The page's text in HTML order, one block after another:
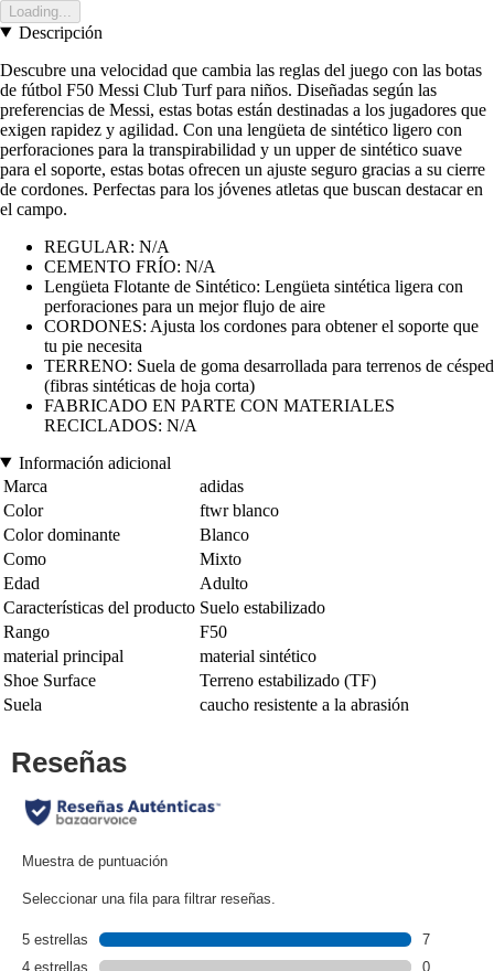
Loading...
Descripción
Descubre una velocidad que cambia las reglas del juego con las botas
de fútbol F50 Messi Club Turf para niños. Diseñadas según las
preferencias de Messi, estas botas están destinadas a los jugadores que
exigen rapidez y agilidad. Con una lengüeta de sintético ligero con
perforaciones para la transpirabilidad y un upper de sintético suave
para el soporte, estas botas ofrecen un ajuste seguro gracias a su cierre
de cordones. Perfectas para los jóvenes atletas que buscan destacar en
el campo.
REGULAR: N/A
CEMENTO FRÍO: N/A
Lengüeta Flotante de Sintético: Lengüeta sintética ligera con
perforaciones para un mejor flujo de aire
CORDONES: Ajusta los cordones para obtener el soporte que
tu pie necesita
TERRENO: Suela de goma desarrollada para terrenos de césped
(fibras sintéticas de hoja corta)
FABRICADO EN PARTE CON MATERIALES
RECICLADOS: N/A
Información adicional
Marca
adidas
Color
ftwr blanco
Color dominante
Blanco
Como
Mixto
Edad
Adulto
Características del producto Suelo estabilizado
Rango
F50
material principal
material sintético
Shoe Surface
Terreno estabilizado (TF)
Suela
caucho resistente a la abrasión